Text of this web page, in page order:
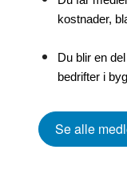
kostnader,
Du blir en
bedrifter i
Se alle